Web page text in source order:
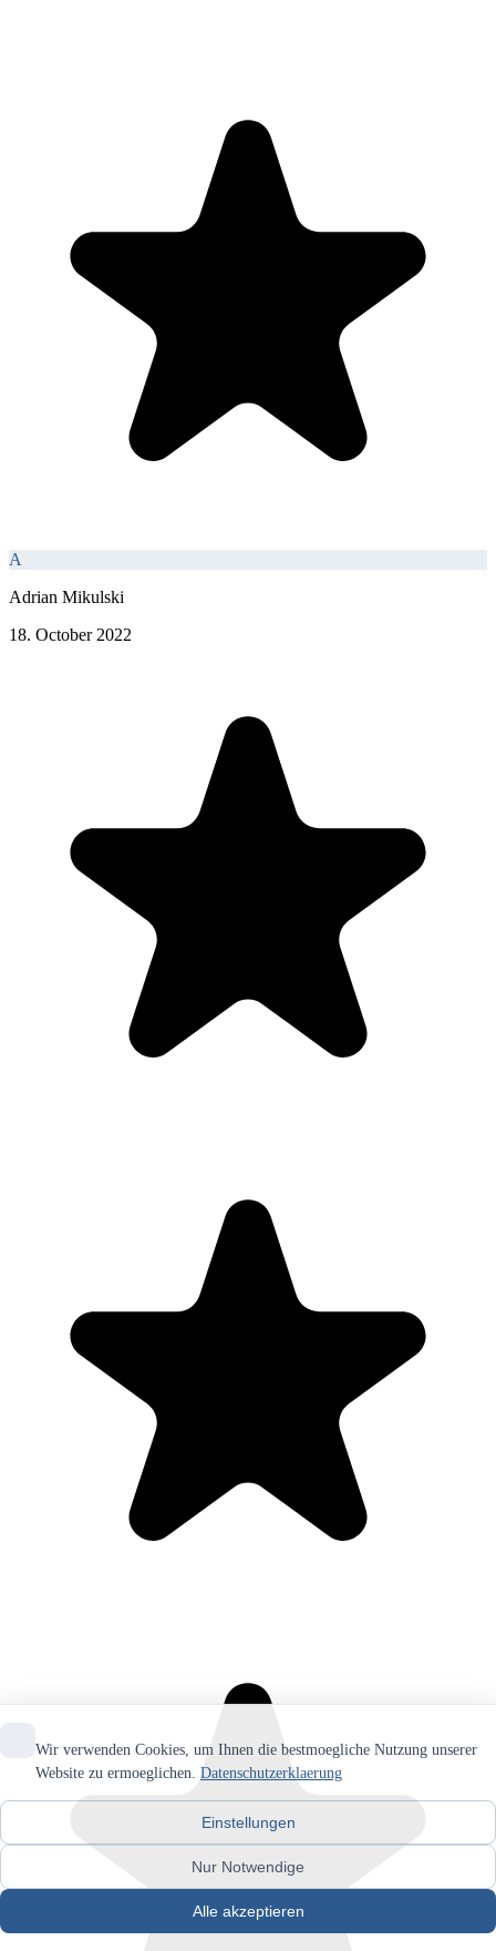
A
Adrian Mikulski
18. October 2022
Wir verwenden Cookies, um Ihnen die bestmoegliche Nutzung unserer
Website zu ermoeglichen. Datenschutzerklaerung
Einstellungen
Nur Notwendige
Alle akzeptieren